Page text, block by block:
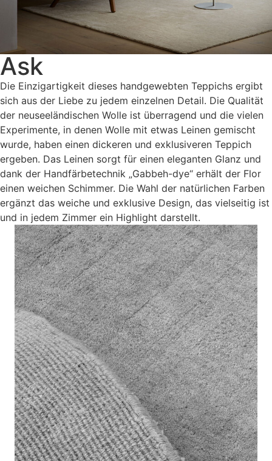
Ask
Die Einzigartigkeit dieses handgewebten Teppichs ergibt
sich aus der Liebe zu jedem einzelnen Detail. Die Qualität
der neuseeländischen Wolle ist überragend und die vielen
Experimente, in denen Wolle mit etwas Leinen gemischt
wurde, haben einen dickeren und exklusiveren Teppich
ergeben. Das Leinen sorgt für einen eleganten Glanz und
dank der Handfärbetechnik „Gabbeh-dye“ erhält der Flor
einen weichen Schimmer. Die Wahl der natürlichen Farben
ergänzt das weiche und exklusive Design, das vielseitig ist
und in jedem Zimmer ein Highlight darstellt.